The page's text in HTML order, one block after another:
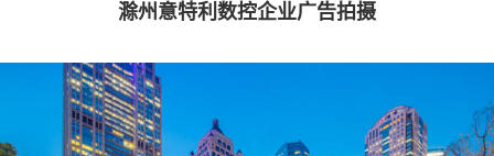
滁州意特利数控企业广告拍摄